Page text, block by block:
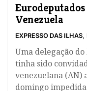
Venezuela
EXPRESSO DAS ILHAS,
Uma delegação
tinha sido
venezuelana (AN)
domingo